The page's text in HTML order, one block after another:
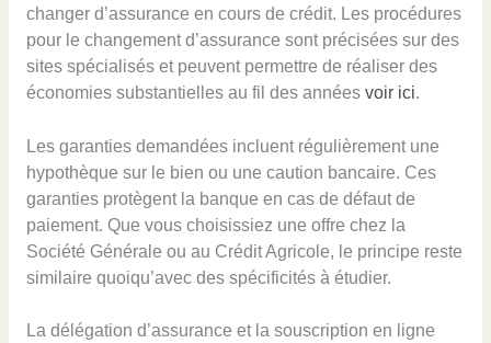
changer d’assurance en cours de crédit. Les procédures
pour le changement d’assurance sont précisées sur des
sites spécialisés et peuvent permettre de réaliser des
économies substantielles au fil des années voir ici.
Les garanties demandées incluent régulièrement une
hypothèque sur le bien ou une caution bancaire. Ces
garanties protègent la banque en cas de défaut de
paiement. Que vous choisissiez une offre chez la
Société Générale ou au Crédit Agricole, le principe reste
similaire quoiqu’avec des spécificités à étudier.
La délégation d’assurance et la souscription en ligne